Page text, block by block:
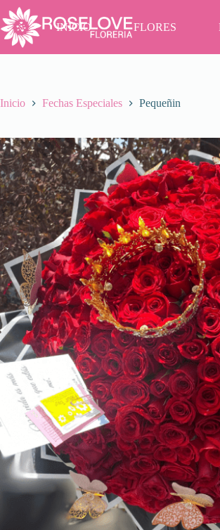
Saltar
al
contenido
INICIO FLORES
Inicio Fechas Especiales Pequeñin